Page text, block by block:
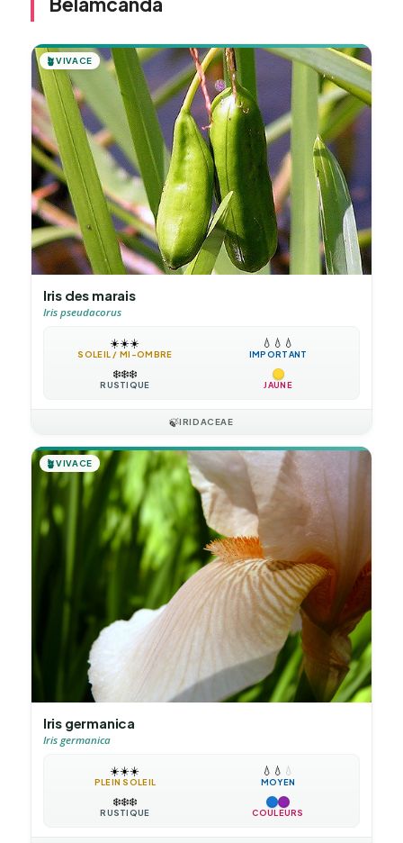
🪴VIVACE
Iris des marais
Iris pseudacorus
☀️☀️☀️
SOLEIL / MI-OMBRE
💧 💧 💧
IMPORTANT
❄️❄️❄️
RUSTIQUE JAUNE
🍃IRIDACEAE
🪴VIVACE
Iris germanica
Iris germanica
☀️☀️☀️
PLEIN SOLEIL
💧 💧 💧
MOYEN
❄️❄️❄️
RUSTIQUE COULEURS